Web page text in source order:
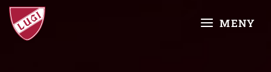
Skip
content
MENY